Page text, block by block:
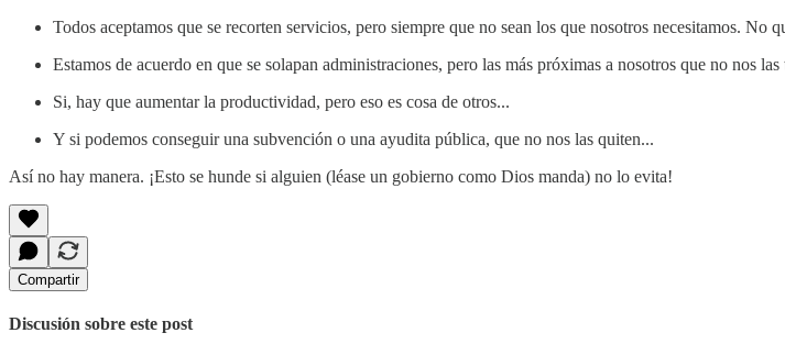
Todos aceptamos que se recorten servicios, pero siempre que no sean los que nosotros necesitamos. No
Estamos de acuerdo en que se solapan administraciones, pero las más próximas a nosotros que no nos las
Si, hay que aumentar la productividad, pero eso es cosa de otros...
Y si podemos conseguir una subvención o una ayudita pública, que no nos las quiten...
Así no hay manera. ¡Esto se hunde si alguien (léase un gobierno como Dios manda) no lo evita!
Compartir
Discusión sobre este post